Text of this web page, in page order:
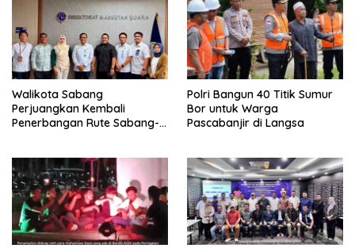
Walikota Sabang
Perjuangkan Kembali
Penerbangan Rute Sabang-
Polri Bangun 40 Titik Sumur
Bor untuk Warga
Pascabanjir di Langsa